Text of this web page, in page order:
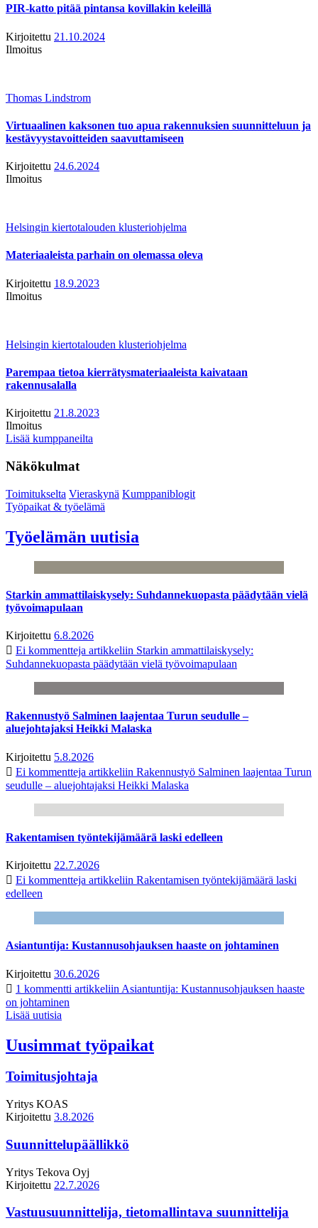
PIR-katto pitää pintansa kovillakin keleillä
Kirjoitettu 21.10.2024
Ilmoitus
Thomas Lindstrom
Virtuaalinen kaksonen tuo apua rakennuksien suunnitteluun ja
kestävyystavoitteiden saavuttamiseen
Kirjoitettu 24.6.2024
Ilmoitus
Helsingin kiertotalouden klusteriohjelma
Materiaaleista parhain on olemassa oleva
Kirjoitettu 18.9.2023
Ilmoitus
Helsingin kiertotalouden klusteriohjelma
Parempaa tietoa kierrätysmateriaaleista kaivataan
rakennusalalla
Kirjoitettu 21.8.2023
Ilmoitus
Lisää kumppaneilta
Näkökulmat
Toimitukselta Vieraskynä Kumppaniblogit
Työpaikat & työelämä
Työelämän uutisia
Starkin ammattilaiskysely: Suhdannekuopasta päädytään vielä
työvoimapulaan
Kirjoitettu 6.8.2026
Ei kommentteja artikkeliin Starkin ammattilaiskysely:
Suhdannekuopasta päädytään vielä työvoimapulaan
Rakennustyö Salminen laajentaa Turun seudulle –
aluejohtajaksi Heikki Malaska
Kirjoitettu 5.8.2026
Ei kommentteja artikkeliin Rakennustyö Salminen laajentaa Turun
seudulle – aluejohtajaksi Heikki Malaska
Rakentamisen työntekijämäärä laski edelleen
Kirjoitettu 22.7.2026
Ei kommentteja artikkeliin Rakentamisen työntekijämäärä laski
edelleen
Asiantuntija: Kustannusohjauksen haaste on johtaminen
Kirjoitettu 30.6.2026
1 kommentti artikkeliin Asiantuntija: Kustannusohjauksen haaste
on johtaminen
Lisää uutisia
Uusimmat työpaikat
Toimitusjohtaja
Yritys KOAS
Kirjoitettu 3.8.2026
Suunnittelupäällikkö
Yritys Tekova Oyj
Kirjoitettu 22.7.2026
Vastuusuunnittelija, tietomallintava suunnittelija